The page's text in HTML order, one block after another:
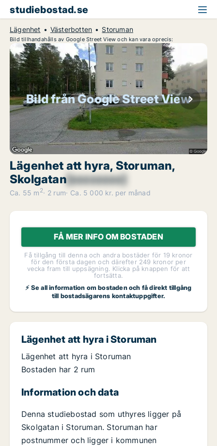
studiebostad.se
Lägenhet Västerbotten Storuman
Bild tillhandahålls av Google Street View och kan vara oprecis:
Bild från Google Street View
Lägenhet att hyra, Storuman,
Skolgatan[xxxxxxxx]
Ca. 55 m 2 2 rum Ca. 5 000 kr. per månad
FÅ MER INFO OM BOSTADEN
Få tillgång till denna och andra bostäder för 19 kronor
för den första dagen och därefter 249 kronor per
vecka fram till uppsägning. Klicka på knappen för att
fortsätta.
⚡ Se all information om bostaden och få direkt tillgång
till bostadsägarens kontaktuppgifter.
Lägenhet att hyra i Storuman
Lägenhet att hyra i Storuman
Bostaden har 2 rum
Information och data
Denna studiebostad som uthyres ligger på
Skolgatan i Storuman. Storuman har
postnummer och ligger i kommunen